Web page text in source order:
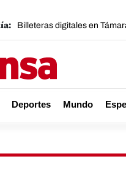
Billeteras digitales en
Deportes Mundo